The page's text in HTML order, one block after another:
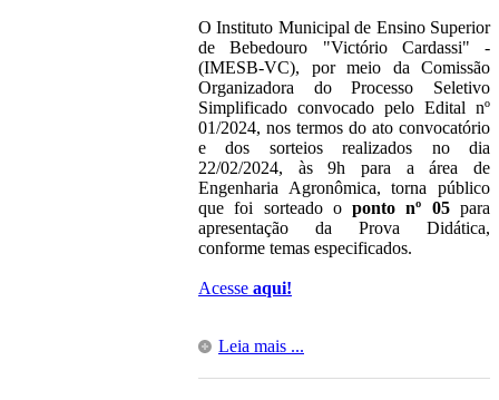
O Instituto Municipal de Ensino Superior
de Bebedouro "Victório Cardassi" -
(IMESB-VC), por meio da Comissão
Organizadora do Processo Seletivo
Simplificado convocado pelo Edital nº
01/2024, nos termos do ato convocatório
e dos sorteios realizados no dia
22/02/2024, às 9h para a área de
Engenharia Agronômica, torna público
que foi sorteado oponto nº 05para
apresentação da Prova Didática,
conforme temas especificados.
Acesse aqui!
Leia mais ...